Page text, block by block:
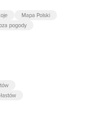
Mapa Polski
pogody